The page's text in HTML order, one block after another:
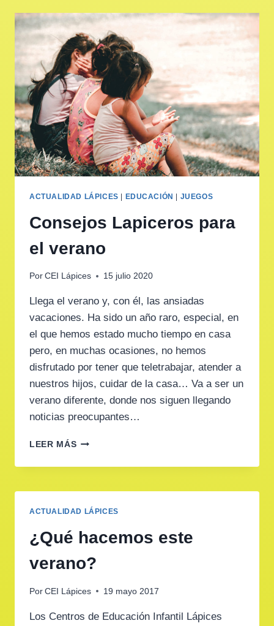
CON
MI
BEBE
AHORA?
ACTUALIDAD LÁPICES | EDUCACIÓN | JUEGOS
Consejos Lapiceros para
el verano
Por CEI Lápices 15 julio 2020
Llega el verano y, con él, las ansiadas
vacaciones. Ha sido un año raro, especial, en
el que hemos estado mucho tiempo en casa
pero, en muchas ocasiones, no hemos
disfrutado por tener que teletrabajar, atender a
nuestros hijos, cuidar de la casa… Va a ser un
verano diferente, donde nos siguen llegando
noticias preocupantes…
LEER MÁSCONSEJOS
PARA
VERANO
ACTUALIDAD LÁPICES
¿Qué hacemos este
verano?
Por CEI Lápices 19 mayo 2017
Los Centros de Educación Infantil Lápices